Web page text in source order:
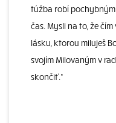
túžba robí pochybným
čas. Mysli na to, že
lásku, ktorou miluješ
svojím Milovaným v
skončiť.“